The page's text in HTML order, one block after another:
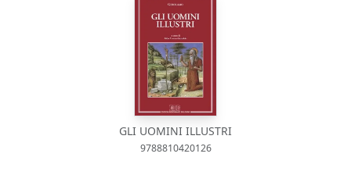
GLI UOMINI ILLUSTRI
9788810420126